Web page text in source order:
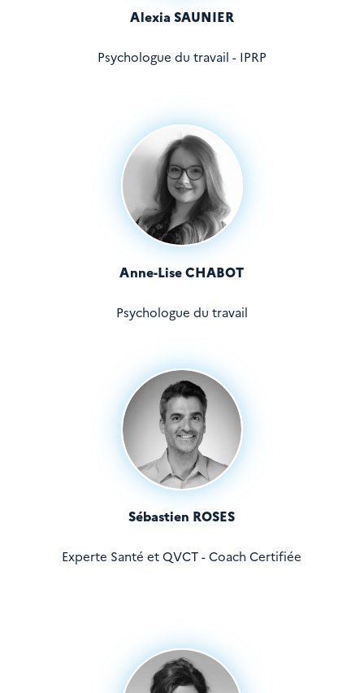
Alexia SAUNIER
Psychologue du travail - IPRP
Anne-Lise CHABOT
Psychologue du travail
Sébastien ROSES
Experte Santé et QVCT - Coach Certifiée